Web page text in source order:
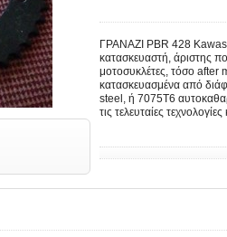
ΓΡΑΝΑΖΙ PBR 428
κατασκευαστή, άριστης
μοτοσυκλέτες, τόσο after
κατασκευασμένα από
steel, ή 7075Τ6
τις τελευταίες